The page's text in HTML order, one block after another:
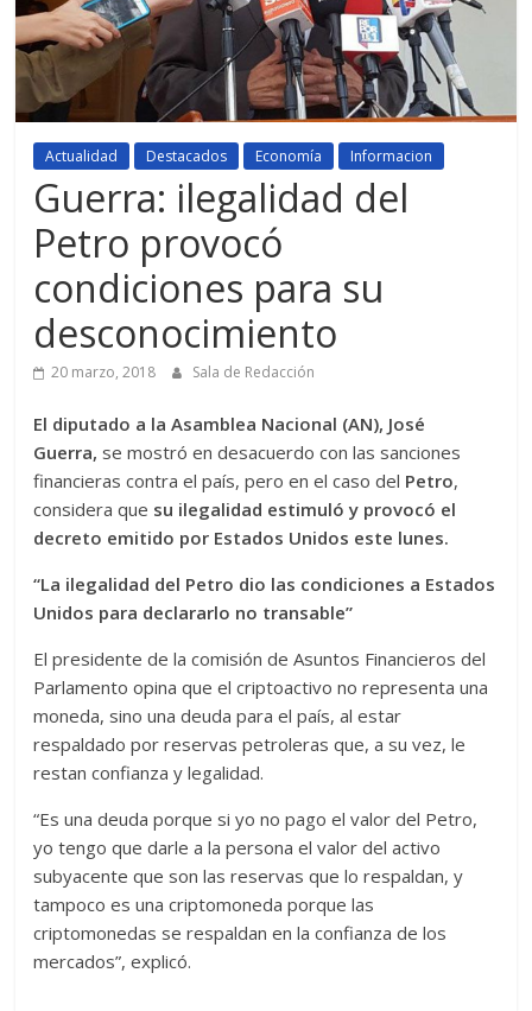
Actualidad Destacados Economía Informacion
Guerra: ilegalidad del
Petro provocó
condiciones para su
desconocimiento
20 marzo, 2018 Sala de Redacción
El diputado a la Asamblea Nacional (AN), José
Guerra, se mostró en desacuerdo con las sanciones
financieras contra el país, pero en el caso del Petro,
considera que su ilegalidad estimuló y provocó el
decreto emitido por Estados Unidos este lunes.
“La ilegalidad del Petro dio las condiciones a Estados
Unidos para declararlo no transable”
El presidente de la comisión de Asuntos Financieros del
Parlamento opina que el criptoactivo no representa una
moneda, sino una deuda para el país, al estar
respaldado por reservas petroleras que, a su vez, le
restan confianza y legalidad.
“Es una deuda porque si yo no pago el valor del Petro,
yo tengo que darle a la persona el valor del activo
subyacente que son las reservas que lo respaldan, y
tampoco es una criptomoneda porque las
criptomonedas se respaldan en la confianza de los
mercados”, explicó.